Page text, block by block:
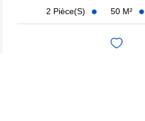
2 Pièce(s) 50 M²